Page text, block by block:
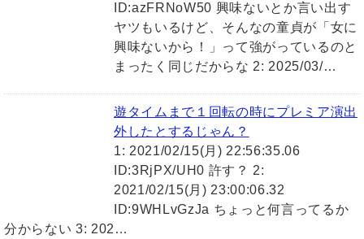
ID:azFRNoW50 興味ないとか言い出す
ヤツもいるけど、そんなの童貞が「女に
興味ないから！」って強がっているのと
まったく同じだからな 2: 2025/03/…
遊タイムまで１回転の時にプレミア演出
外したとするじゃん？
1: 2021/02/15(月) 22:56:35.06
ID:3RjPX/UH0 許す？ 2:
2021/02/15(月) 23:00:06.32
ID:9WHLvGzJa ちょっと何言ってるか
分からない 3: 202…